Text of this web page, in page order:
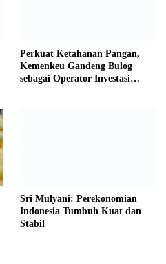
Perkuat Ketahanan Pangan,
Kemenkeu Gandeng Bulog
sebagai Operator Investasi
Sri Mulyani: Perekonomian
Indonesia Tumbuh Kuat dan
Stabil